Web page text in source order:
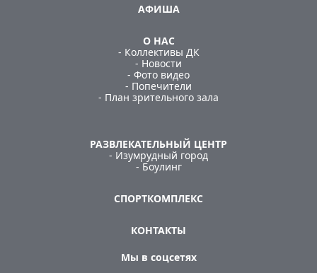
АФИША
О НАС
- Коллективы ДК
- Новости
- Фото видео
- Попечители
- План зрительного зала
РАЗВЛЕКАТЕЛЬНЫЙ ЦЕНТР
- Изумрудный город
- Боулинг
СПОРТКОМПЛЕКС
КОНТАКТЫ
Мы в соцсетях